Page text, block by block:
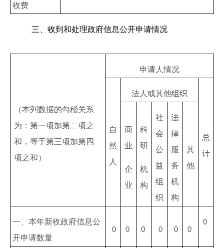
收费
三、收到和处理政府信息公开申请情况
（本列数据的勾稽关系
为：第一项加第二项之
和，等于第三项加第四
项之和）
申请人情况
自
然
人
法人或其他组织
总
计
商
业
企
业
科
研
机
构
社
会
公
益
组
织
法
律
服
务
机
构
其
他
一、本年新收政府信息公
开申请数量
0 0 0 0 0 0
0